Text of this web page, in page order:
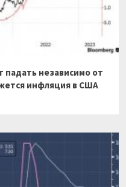
независимо от
инфляция в США